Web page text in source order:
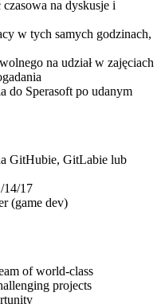
na dyskusje i
w tych samych godzinach,
na udział w zajęciach
do Sperasoft po udanym
GitHubie, GitLabie lub
14/17
(game dev)
of world-class
projects